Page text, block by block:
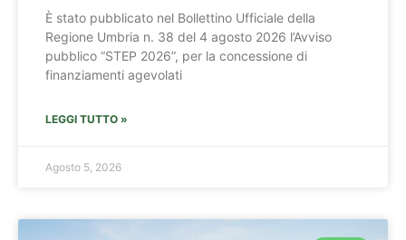
È stato pubblicato nel Bollettino Ufficiale della
Regione Umbria n. 38 del 4 agosto 2026 l’Avviso
pubblico “STEP 2026”, per la concessione di
finanziamenti agevolati
LEGGI TUTTO »
Agosto 5, 2026